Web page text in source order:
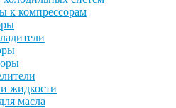
к компрессорам
жидкости
масла